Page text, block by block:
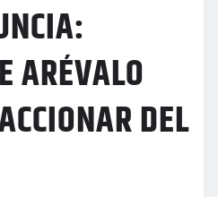
ARÉVALO
DEL